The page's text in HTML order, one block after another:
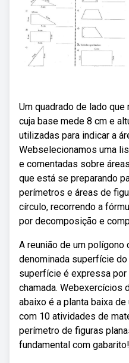
Um quadrado de lado
cuja base mede 8 cm e
utilizadas para indicar a
Webselecionamos uma
e comentadas sobre
que está se preparando
perímetros e áreas de
círculo, recorrendo a
por decomposição e
A reunião de um
denominada superfície
superfície é expressa
chamada. Webexercícios
abaixo é a planta baixa
com 10 atividades de
perímetro de figuras
fundamental com gabarito!